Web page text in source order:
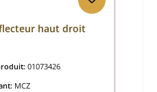
haut droit
01073426
MCZ